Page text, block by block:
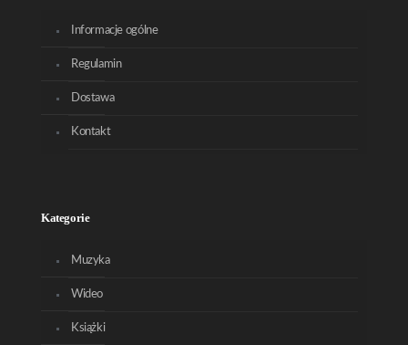
Informacje ogólne
Regulamin
Dostawa
Kontakt
Kategorie
Muzyka
Wideo
Książki